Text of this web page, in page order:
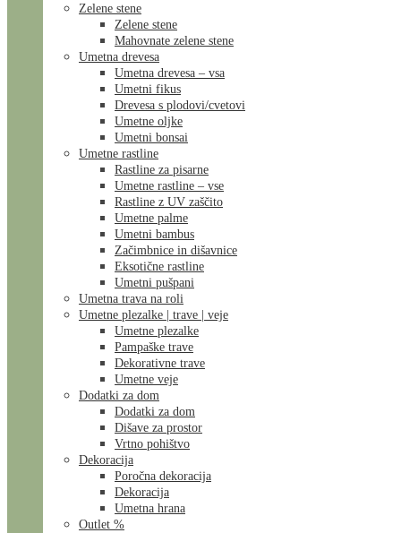
Zelene stene
Zelene stene
Mahovnate zelene stene
Umetna drevesa
Umetna drevesa – vsa
Umetni fikus
Drevesa s plodovi/cvetovi
Umetne oljke
Umetni bonsai
Umetne rastline
Rastline za pisarne
Umetne rastline – vse
Rastline z UV zaščito
Umetne palme
Umetni bambus
Začimbnice in dišavnice
Eksotične rastline
Umetni pušpani
Umetna trava na roli
Umetne plezalke | trave | veje
Umetne plezalke
Pampaške trave
Dekorativne trave
Umetne veje
Dodatki za dom
Dodatki za dom
Dišave za prostor
Vrtno pohištvo
Dekoracija
Poročna dekoracija
Dekoracija
Umetna hrana
Outlet %